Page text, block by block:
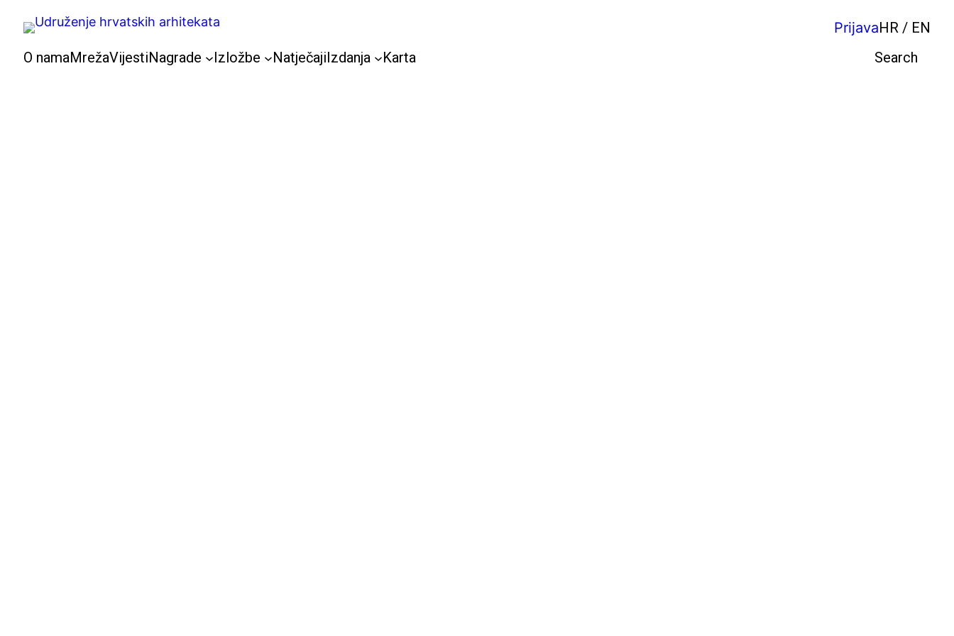
Skoči
sadržaja
PrijavaHR / EN
O namaMrežaVijestiNagrade Izložbe NatječajiIzdanja Karta